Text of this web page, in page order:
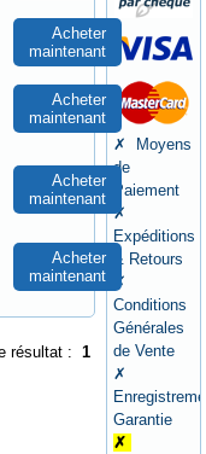
Acheter
maintenant
Acheter
maintenant
Acheter
maintenant
Acheter
maintenant
résultat : 1
✗ Moyens
de
Paiement
✗
Expéditions
& Retours
✗
Conditions
Générales
de Vente
✗
Garantie
✗